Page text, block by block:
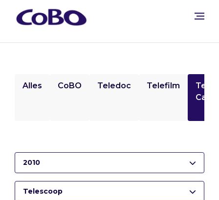
Alles CoBO Teledoc Telefilm
2010
Telescoop